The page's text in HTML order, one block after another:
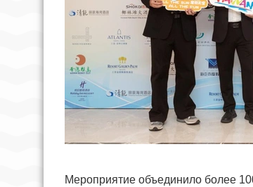
Мероприятие объединило более